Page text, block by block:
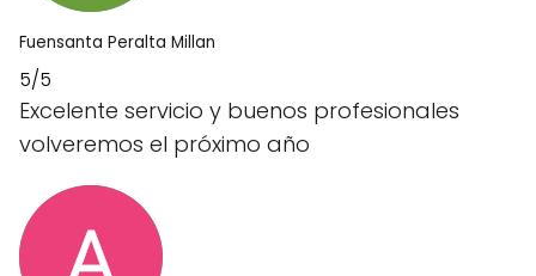
Fuensanta Peralta Millan
5/5
Excelente servicio y buenos profesionales
volveremos el próximo año